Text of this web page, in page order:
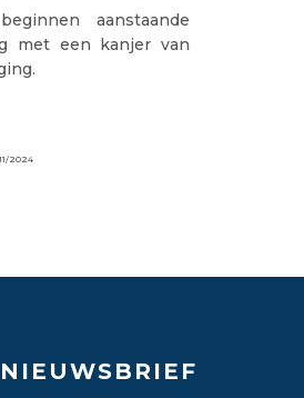
aanstaande
met een kanjer van
2024